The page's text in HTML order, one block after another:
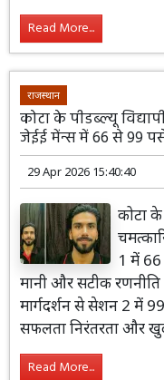
Read More...
राजस्थान
कोटा के पीडब्ल्यू
जेईई मेंन्स में 66 से 99
29 Apr 2026 15:40:40
कोटा
1 में 66
मानी और सटीक
मार्गदर्शन से सेशन 2 में
सफलता निरंतरता और
Read More...